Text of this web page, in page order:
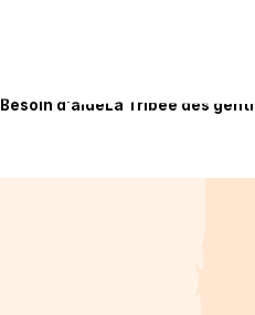
Besoin d'aideLa Tribee des